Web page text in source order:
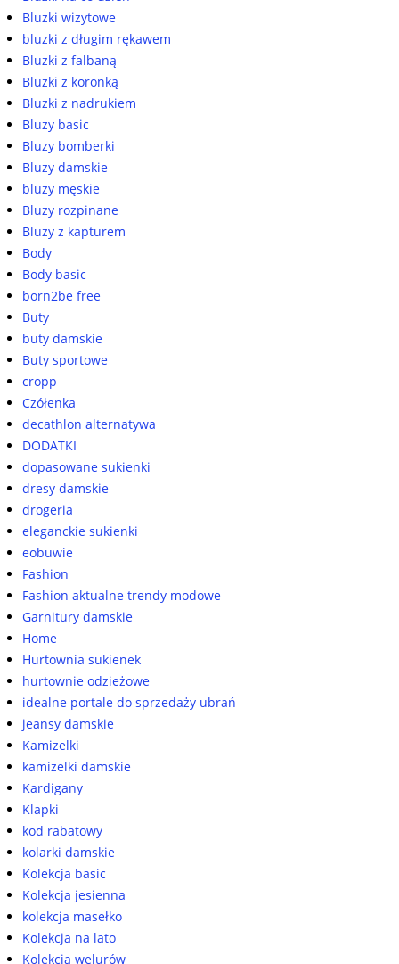
Bluzki wizytowe
bluzki z długim rękawem
Bluzki z falbaną
Bluzki z koronką
Bluzki z nadrukiem
Bluzy basic
Bluzy bomberki
Bluzy damskie
bluzy męskie
Bluzy rozpinane
Bluzy z kapturem
Body
Body basic
born2be free
Buty
buty damskie
Buty sportowe
cropp
Czółenka
decathlon alternatywa
DODATKI
dopasowane sukienki
dresy damskie
drogeria
eleganckie sukienki
eobuwie
Fashion
Fashion aktualne trendy modowe
Garnitury damskie
Home
Hurtownia sukienek
hurtownie odzieżowe
idealne portale do sprzedaży ubrań
jeansy damskie
Kamizelki
kamizelki damskie
Kardigany
Klapki
kod rabatowy
kolarki damskie
Kolekcja basic
Kolekcja jesienna
kolekcja masełko
Kolekcja na lato
Kolekcja welurów